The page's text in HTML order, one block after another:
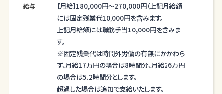
❖具体的な仕事内容
採用業務
・新卒・中途採用活動
・社内研修
労務業務
・社会保険や雇用保険の手続き
・入社、退職の手続き
・健康診断の手続き
給与 【月給】180,000円～270,000円（上記月給額
には固定残業代10,000円を含みます。
上記月給額には職務手当10,000円を含みま
す。
※固定残業代は時間外労働の有無にかかわら
ず、月給17万円の場合は8時間分、月給26万円
の場合は5.2時間分とします。
超過した場合は追加で支給いたします。